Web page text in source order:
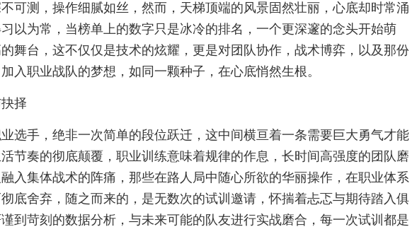
可测，操作细腻如丝，然而，天梯顶端的风景固然壮丽，心底却时常涌
以为常，当榜单上的数字只是冰冷的排名，一个更深邃的念头开始萌
舞台，这不仅仅是技术的炫耀，更是对团队协作，战术博弈，以及那份
入职业战队的梦想，如同一颗种子，在心底悄然生根。
择
选手，绝非一次简单的段位跃迁，这中间横亘着一条需要巨大勇气才能
节奏的彻底颠覆，职业训练意味着规律的作息，长时间高强度的团队磨
入集体战术的阵痛，那些在路人局中随心所欲的华丽操作，在职业体系
底舍弃，随之而来的，是无数次的试训邀请，怀揣着忐忑与期待踏入俱
到苛刻的数据分析，与未来可能的队友进行实战磨合，每一次试训都是